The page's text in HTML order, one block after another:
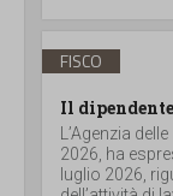
FISCO
Il
L’Agenzia
2026, ha
luglio 2026,